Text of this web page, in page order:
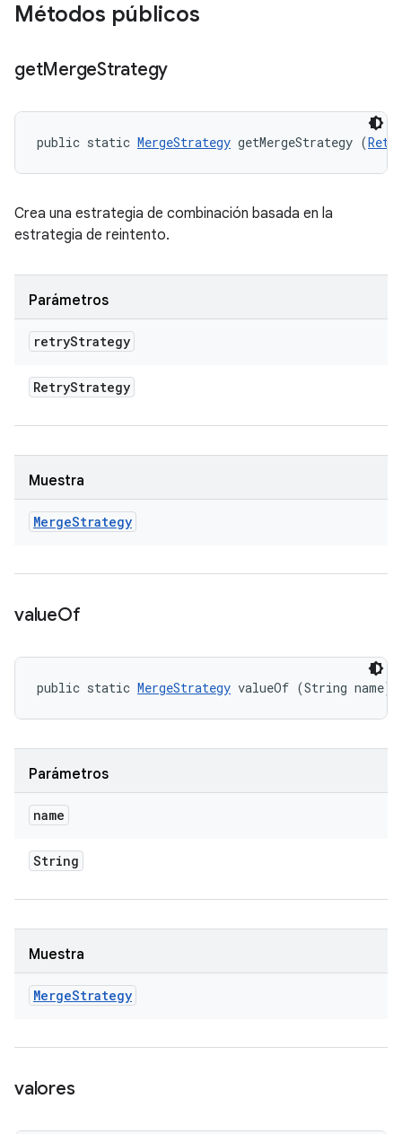
Métodos públicos
getMergeStrategy
public static MergeStrategy getMergeStrategy (
Crea una estrategia de combinación basada en la
estrategia de reintento.
Parámetros
retryStrategy
RetryStrategy
Muestra
MergeStrategy
valueOf
public static MergeStrategy valueOf (String name)
Parámetros
name
String
Muestra
MergeStrategy
valores